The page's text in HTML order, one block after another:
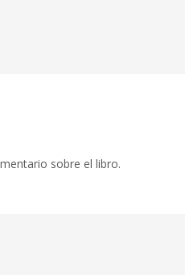
sobre el libro.